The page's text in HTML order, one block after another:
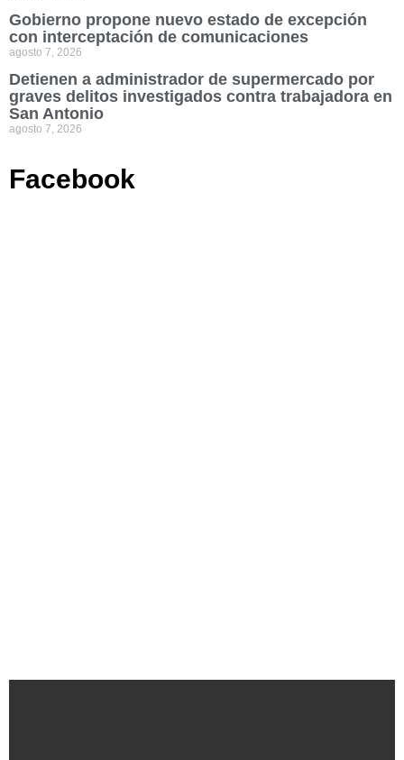
Gobierno propone nuevo estado de excepción
con interceptación de comunicaciones
agosto 7, 2026
Detienen a administrador de supermercado por
graves delitos investigados contra trabajadora en
San Antonio
agosto 7, 2026
Facebook